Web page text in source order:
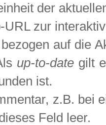
der
URL zur
auf die
up-to-date gilt
ist.
z.B. bei
Feld leer.